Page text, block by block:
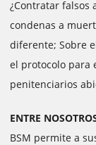
¿Contratar falsos
condenas a
diferente; Sobre
el protocolo para
penitenciarios
ENTRE
BSM permite a